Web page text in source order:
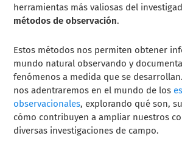
herramientas más valiosas del
métodos de observación.
Estos métodos nos permiten obtener
mundo natural observando y
fenómenos a medida que se
nos adentraremos en el mundo de los
observacionales, explorando qué son,
cómo contribuyen a ampliar nuestros
diversas investigaciones de campo.